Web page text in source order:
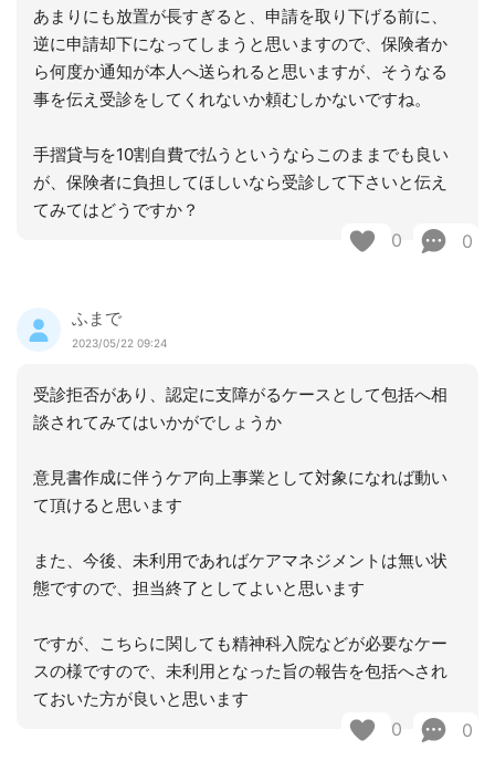
あまりにも放置が長すぎると、申請を取り下げる前に、
逆に申請却下になってしまうと思いますので、保険者か
ら何度か通知が本人へ送られると思いますが、そうなる
事を伝え受診をしてくれないか頼むしかないですね。
手摺貸与を10割自費で払うというならこのままでも良い
が、保険者に負担してほしいなら受診して下さいと伝え
てみてはどうですか？
0 0
ふまで
2023/05/22 09:24
受診拒否があり、認定に支障がるケースとして包括へ相
談されてみてはいかがでしょうか
意見書作成に伴うケア向上事業として対象になれば動い
て頂けると思います
また、今後、未利用であればケアマネジメントは無い状
態ですので、担当終了としてよいと思います
ですが、こちらに関しても精神科入院などが必要なケー
スの様ですので、未利用となった旨の報告を包括へされ
ておいた方が良いと思います
0 0